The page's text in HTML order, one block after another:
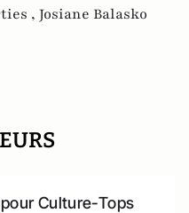
, Josiane Balasko
Culture-Tops